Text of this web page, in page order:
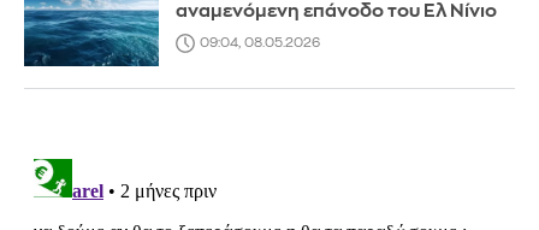
αναμενόμενη επάνοδο του Ελ Νίνιο
09:04, 08.05.2026